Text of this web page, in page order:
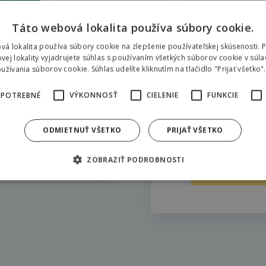
Vyskúšajte tiež
v rezorte
Táto webová lokalita používa súbory cookie.
lokalita používa súbory cookie na zlepšenie používateľskej skúsenosti.
lokality vyjadrujete súhlas s používaním všetkých súborov cookie v
súborov cookie. Súhlas udelíte kliknutím na tlačidlo "Prijať všetko".
VÝKONNOSŤ CIELENIE FUNKCIE
PRIJAŤ VŠETKO
ODMIETNUŤ VŠETKO
ZOBRAZIŤ PODROBNOSTI